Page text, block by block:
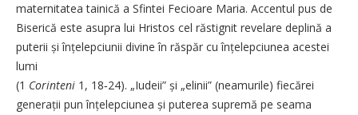
maternitatea tainică a Sfintei Fecioare Maria. Accentul pus de
Biserică este asupra lui Hristos cel răstignit revelare deplină a
puterii și înțelepciunii divine în răspăr cu înțelepciunea acestei
lumi
(1 Corinteni 1, 18‑24). „Iudeii” și „elinii” (neamurile) fiecărei
generații pun înțelepciunea și puterea supremă pe seama